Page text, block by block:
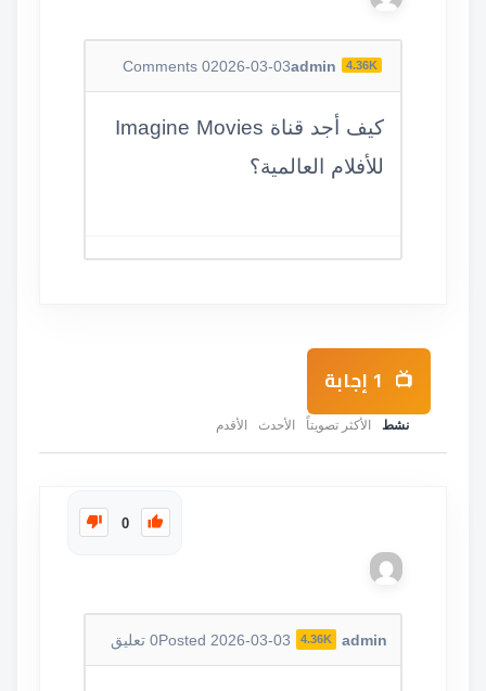
admin 4.36K
2026-03-03
0
كيف أجد قناة Imagine Movies
للأفلام العالمية؟
1إجابة
نشط الأكثر تصويتاً الأحدث الأقدم
0
admin
4.36K
Posted 2026-03-03
0 تعليق